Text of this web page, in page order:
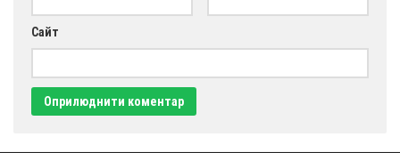
Сайт